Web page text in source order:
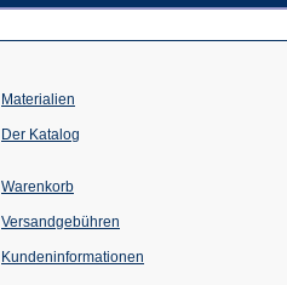
Materialien
Der Katalog
Warenkorb
Versandgebühren
Kundeninformationen